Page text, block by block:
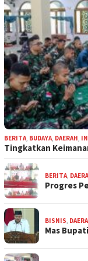
BERITA, BUDAYA, DAERAH,
Tingkatkan
BERITA,
Progres
BISNIS,
Mas